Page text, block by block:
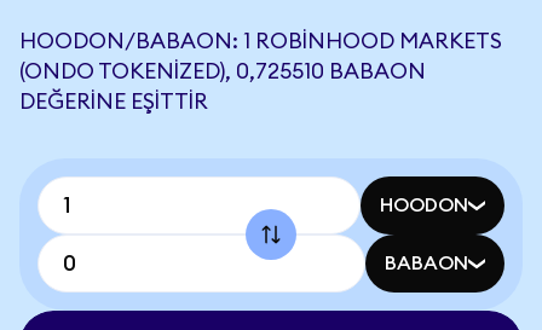
HOODON/BABAON: 1 ROBINHOOD MARKETS
(ONDO TOKENIZED), 0,725510 BABAON
DEĞERINE EŞITTIR
HOODON
BABAON